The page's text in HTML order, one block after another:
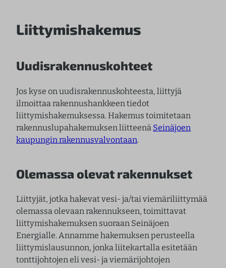
Liittymishakemus
Uudisrakennuskohteet
Jos kyse on uudisrakennuskohteesta, liittyjä
ilmoittaa rakennushankkeen tiedot
liittymishakemuksessa. Hakemus toimitetaan
rakennuslupahakemuksen liitteenä Seinäjoen
kaupungin rakennusvalvontaan.
Olemassa olevat rakennukset
Liittyjät, jotka hakevat vesi- ja/tai viemäriliittymää
olemassa olevaan rakennukseen, toimittavat
liittymishakemuksen suoraan Seinäjoen
Energialle. Annamme hakemuksen perusteella
liittymislausunnon, jonka liitekartalla esitetään
tonttijohtojen eli vesi- ja viemärijohtojen